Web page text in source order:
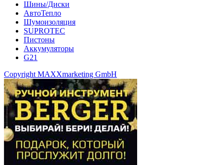
Шины/Диски
АвтоТепло
Шумоизоляция
SUPROTEC
Пистоны
Аккумуляторы
G21
Copyright MAXXmarketing GmbH